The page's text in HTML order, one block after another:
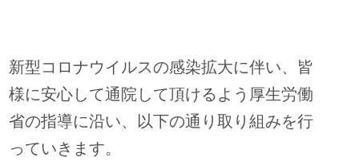
新型コロナウイルスの感染拡大に伴い、皆
様に安心して通院して頂けるよう厚生労働
省の指導に沿い、以下の通り取り組みを行
っていきます。